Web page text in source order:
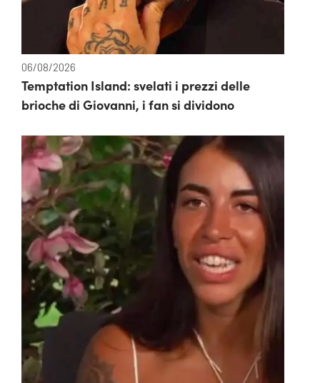
06/08/2026
Temptation Island: svelati i prezzi delle
brioche di Giovanni, i fan si dividono